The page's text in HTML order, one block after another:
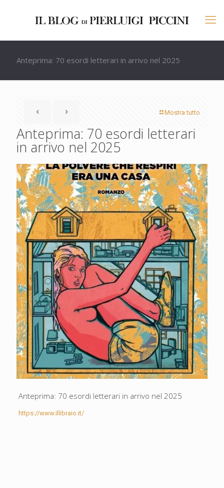
Anteprima: 70 esordi letterari in arrivo nel 2025
Mostra tutto
Anteprima: 70 esordi letterari
in arrivo nel 2025
Anteprima: 70 esordi letterari in arrivo nel 2025
https://www.illibraio.it/